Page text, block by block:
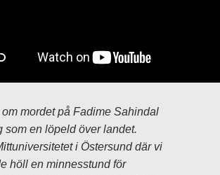
mordet på Fadime Sahindal
som en löpeld över landet.
i Östersund där vi
höll en minnesstund för